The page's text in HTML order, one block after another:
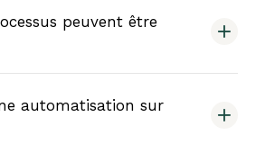
peuvent être
automatisation sur